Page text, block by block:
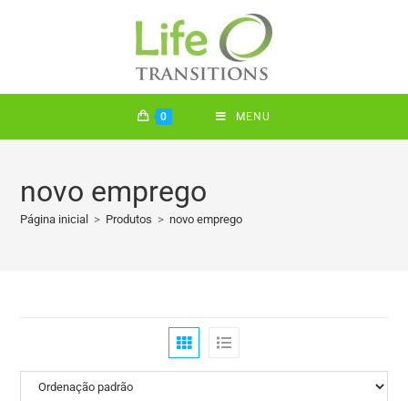
0 MENU
novo emprego
Página inicial > Produtos > novo emprego